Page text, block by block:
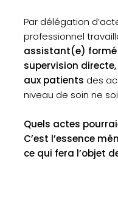
Par délégation
professionnel
assistant(e)
supervision directe,
aux patients des
niveau de soin ne
Quels actes
C’est l’essence
ce qui fera l’objet